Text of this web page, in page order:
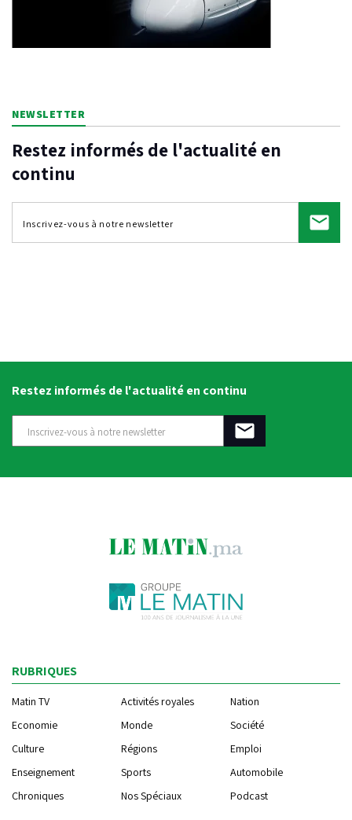
NEWSLETTER
Restez informés de l'actualité en
continu
Restez informés de l'actualité en continu
RUBRIQUES
Matin TV Activités royales
Nation
Economie
Monde
Société
Culture
Régions
Emploi
Enseignement
Sports
Automobile
Chroniques
Nos Spéciaux Podcast